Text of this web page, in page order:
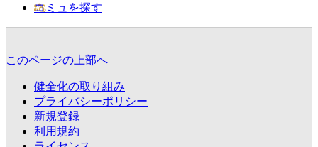
コミュを探す
このページの上部へ
健全化の取り組み
プライバシーポリシー
新規登録
利用規約